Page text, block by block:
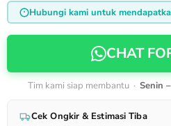
Hubungi kami untuk
CHAT
Tim kami siap membantu · Senin
Cek Ongkir & Estimasi Tiba